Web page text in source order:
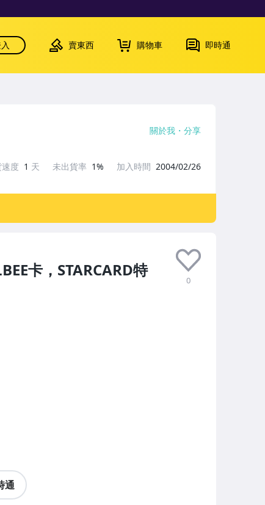
賣東西 購物車 即時通
卡，STARCARD特
0
通
關於我 分享
度 1 天 未出貨率 1% 加入時間 2004/02/26